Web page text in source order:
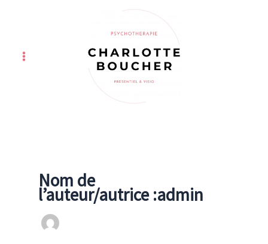
Nom de
l’auteur/autrice :admin